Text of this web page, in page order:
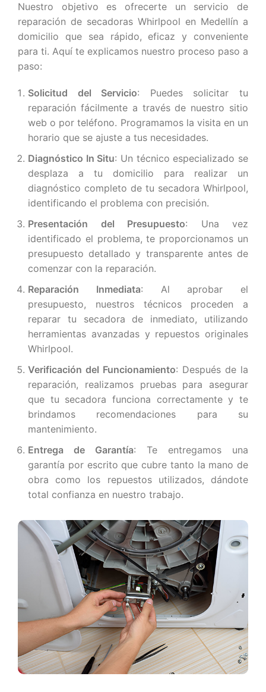
Nuestro objetivo es ofrecerte un servicio de
reparación de secadoras Whirlpool en Medellín a
domicilio que sea rápido, eficaz y conveniente
para ti. Aquí te explicamos nuestro proceso paso a
paso:
Solicitud del Servicio: Puedes solicitar tu
reparación fácilmente a través de nuestro sitio
web o por teléfono. Programamos la visita en un
horario que se ajuste a tus necesidades.
Diagnóstico In Situ: Un técnico especializado se
desplaza a tu domicilio para realizar un
diagnóstico completo de tu secadora Whirlpool,
identificando el problema con precisión.
Presentación del Presupuesto: Una vez
identificado el problema, te proporcionamos un
presupuesto detallado y transparente antes de
comenzar con la reparación.
Reparación Inmediata: Al aprobar el
presupuesto, nuestros técnicos proceden a
reparar tu secadora de inmediato, utilizando
herramientas avanzadas y repuestos originales
Whirlpool.
Verificación del Funcionamiento: Después de la
reparación, realizamos pruebas para asegurar
que tu secadora funciona correctamente y te
brindamos recomendaciones para su
mantenimiento.
Entrega de Garantía: Te entregamos una
garantía por escrito que cubre tanto la mano de
obra como los repuestos utilizados, dándote
total confianza en nuestro trabajo.